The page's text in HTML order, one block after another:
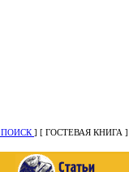
ПОИСК ] [ ГОСТЕВАЯ КНИГА